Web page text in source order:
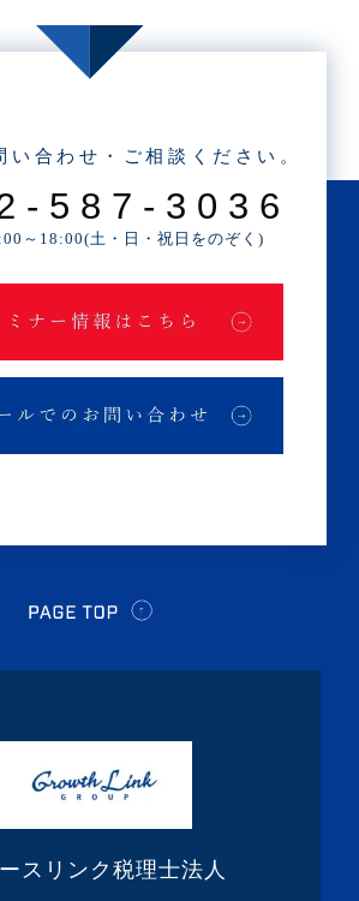
事)
事)
事)
事)
記事)
い合わせ・ご相談ください。
587-3036
～18:00(土・日・祝日をのぞく)
スリンク税理士法人